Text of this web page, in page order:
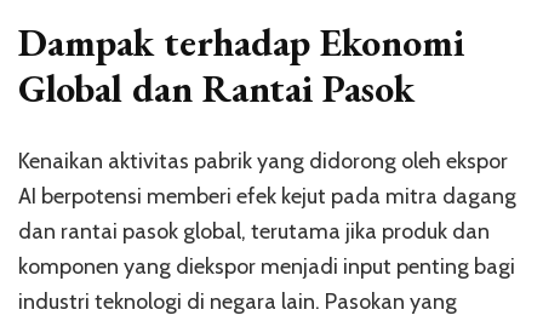
Dampak terhadap Ekonomi
Global dan Rantai Pasok
Kenaikan aktivitas pabrik yang didorong oleh ekspor
AI berpotensi memberi efek kejut pada mitra dagang
dan rantai pasok global, terutama jika produk dan
komponen yang diekspor menjadi input penting bagi
industri teknologi di negara lain. Pasokan yang